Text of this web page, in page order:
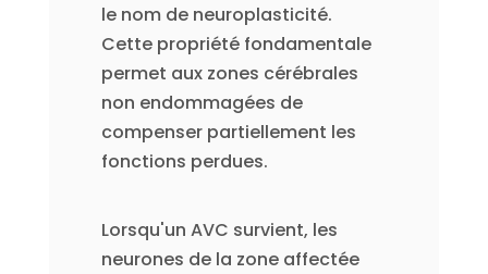
le nom de neuroplasticité.
Cette propriété fondamentale
permet aux zones cérébrales
non endommagées de
compenser partiellement les
fonctions perdues.
Lorsqu'un AVC survient, les
neurones de la zone affectée